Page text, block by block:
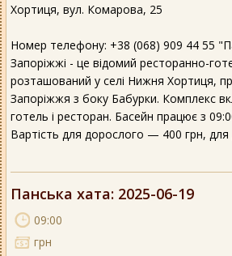
Хортиця, вул. Комарова, 25
Номер телефону: +38 (068) 909 44 55
Запоріжжі - це відомий ресторанно-
розташований у селі Нижня Хортиця,
Запоріжжя з боку Бабурки. Комплекс
готель і ресторан. Басейн працює з
Вартість для дорослого — 400 грн,
Панська хата: 2025-06-19
09:00
грн